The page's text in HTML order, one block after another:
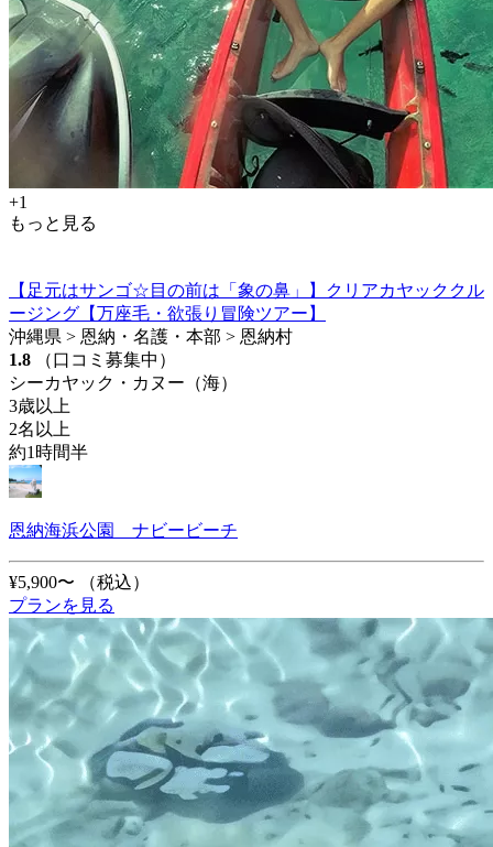
+1
もっと見る
【足元はサンゴ☆目の前は「象の鼻」】クリアカヤッククル
ージング【万座毛・欲張り冒険ツアー】
沖縄県 > 恩納・名護・本部 > 恩納村
1.8
（口コミ募集中）
シーカヤック・カヌー（海）
3歳以上
2名以上
約1時間半
恩納海浜公園 ナビービーチ
¥5,900〜
（税込）
プランを見る